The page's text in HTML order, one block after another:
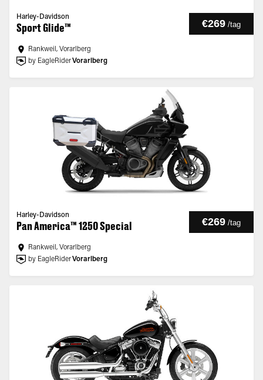
Harley-Davidson
Sport Glide™ €269 /tag
Rankweil, Vorarlberg
by EagleRiderVorarlberg
Harley-Davidson
Pan America™ 1250 Special €269 /tag
Rankweil, Vorarlberg
by EagleRiderVorarlberg